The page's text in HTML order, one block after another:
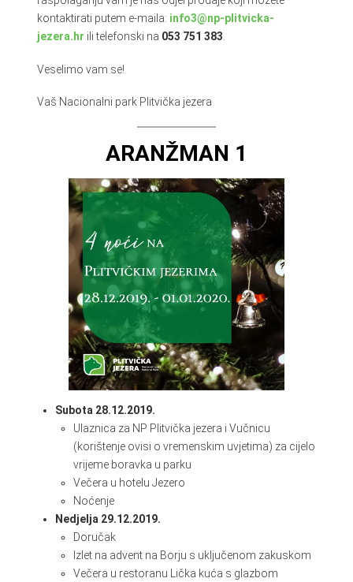
kontaktirati putem e-maila: info3@np-plitvicka-
jezera.hr ili telefonski na 053 751 383.
Veselimo vam se!
Vaš Nacionalni park Plitvička jezera
ARANŽMAN 1
Subota 28.12.2019.
Ulaznica za NP Plitvička jezera i Vučnicu
(korištenje ovisi o vremenskim uvjetima) za cijelo
vrijeme boravka u parku
Večera u hotelu Jezero
Noćenje
Nedjelja 29.12.2019.
Doručak
Izlet na advent na Borju s uključenom zakuskom
Večera u restoranu Lička kuća s glazbom